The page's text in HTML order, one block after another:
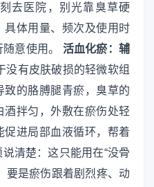
去医院，别光靠臭草硬
具体用量、频次及使用时
意使用。 活血化瘀：辅
没有皮肤破损的轻微软组
的胳膊腿青瘀，臭草的
拌匀，外敷在瘀伤处轻
进局部血液循环，帮着
清楚：这只能用在“没骨
要是瘀伤跟着剧烈疼、动